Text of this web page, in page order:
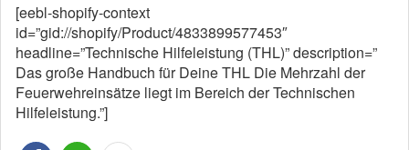
[eebl-shopify-context
id=”gid://shopify/Product/4833899577453″
headline=”Technische Hilfeleistung (THL)” description=”
Das große Handbuch für Deine THL Die Mehrzahl der
Feuerwehreinsätze liegt im Bereich der Technischen
Hilfeleistung.”]